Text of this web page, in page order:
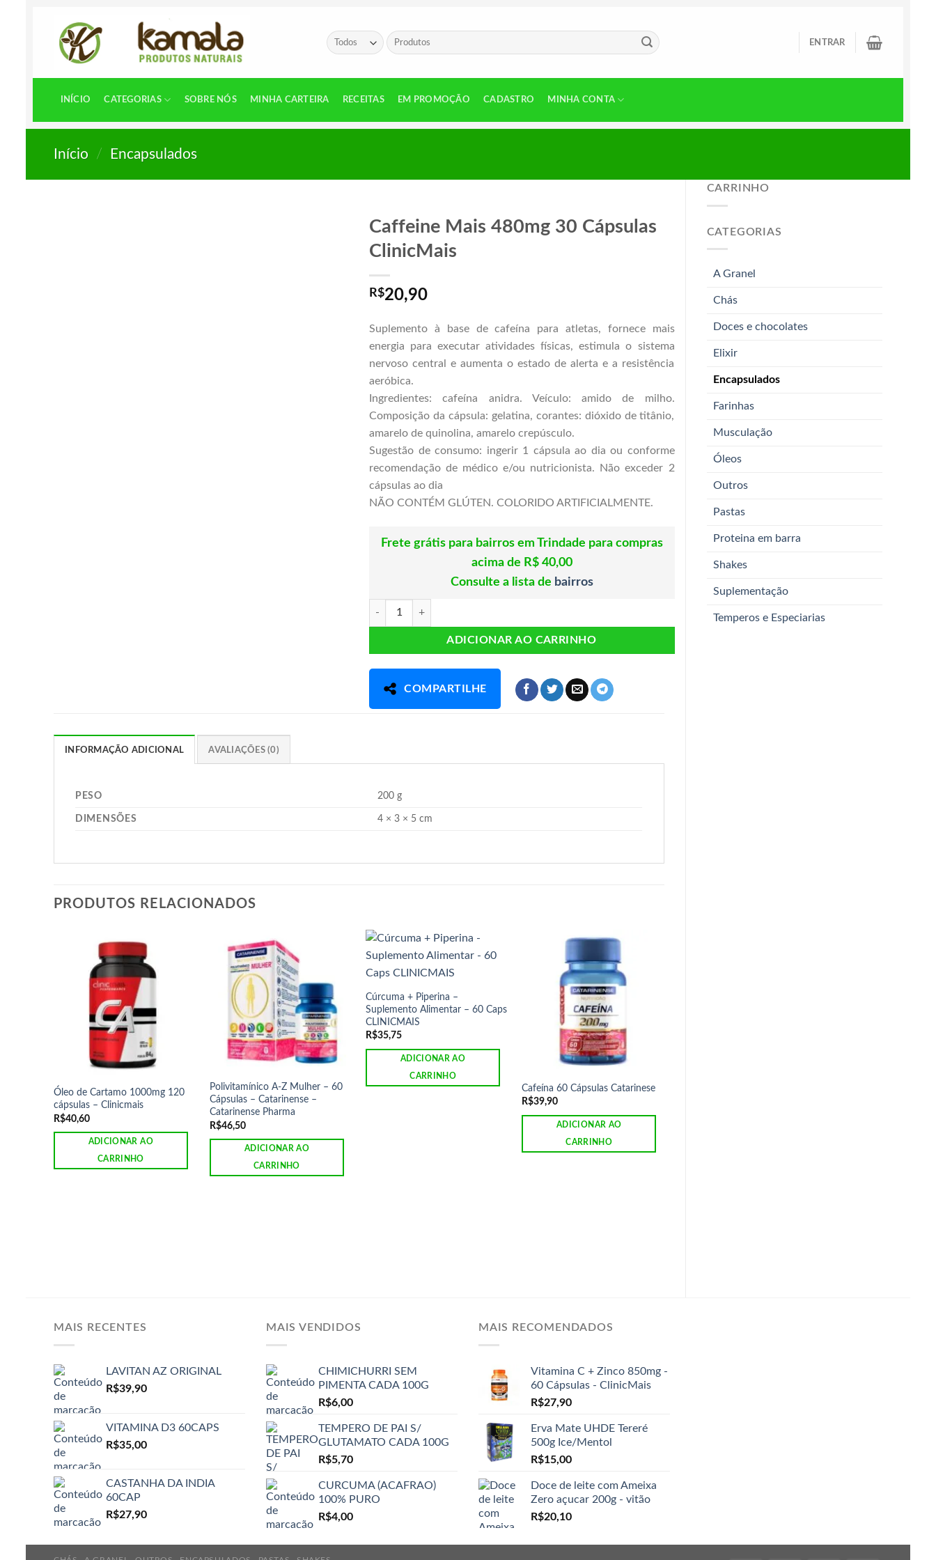
content
Pesquisar
por:
ENTRAR
INÍCIO CATEGORIAS SOBRE NÓS MINHA CARTEIRA RECEITAS EM PROMOÇÃO CADASTRO MINHA CONTA
Início / Encapsulados
CARRINHO
CATEGORIAS
A Granel
Chás
Doces e chocolates
Elixir
Encapsulados
Farinhas
Musculação
Óleos
Outros
Pastas
Proteina em barra
Shakes
Suplementação
Temperos e Especiarias
Caffeine Mais 480mg 30 Cápsulas
ClinicMais
R$20,90
Suplemento à base de cafeína para atletas, fornece mais
energia para executar atividades físicas, estimula o sistema
nervoso central e aumenta o estado de alerta e a resistência
aeróbica.
Ingredientes: cafeína anidra. Veículo: amido de milho.
Composição da cápsula: gelatina, corantes: dióxido de titânio,
amarelo de quinolina, amarelo crepúsculo.
Sugestão de consumo: ingerir 1 cápsula ao dia ou conforme
recomendação de médico e/ou nutricionista. Não exceder 2
cápsulas ao dia
NÃO CONTÉM GLÚTEN. COLORIDO ARTIFICIALMENTE.
Frete grátis para bairros em Trindade para compras
acima de R$ 40,00
Consulte a lista de bairros
Caffeine Mais 480mg 30 Cápsulas ClinicMais quantidade
ADICIONAR AO CARRINHO
COMPARTILHE
INFORMAÇÃO ADICIONAL AVALIAÇÕES (0)
PESO 200 g
DIMENSÕES 4 × 3 × 5 cm
PRODUTOS RELACIONADOS
Óleo de Cartamo 1000mg 120
cápsulas – Clinicmais
R$40,60
ADICIONAR AO
CARRINHO
Polivitamínico A-Z Mulher – 60
Cápsulas – Catarinense –
Catarinense Pharma
R$46,50
ADICIONAR AO
CARRINHO
Cúrcuma + Piperina –
Suplemento Alimentar – 60 Caps
CLINICMAIS
R$35,75
ADICIONAR AO
CARRINHO
Cafeína 60 Cápsulas Catarinese
R$39,90
ADICIONAR AO
CARRINHO
MAIS RECENTES
LAVITAN AZ ORIGINAL
R$39,90
VITAMINA D3 60CAPS
R$35,00
CASTANHA DA INDIA
60CAP
R$27,90
MAIS VENDIDOS
CHIMICHURRI SEM
PIMENTA CADA 100G
R$6,00
TEMPERO DE PAI S/
GLUTAMATO CADA 100G
R$5,70
CURCUMA (ACAFRAO)
100% PURO
R$4,00
MAIS RECOMENDADOS
Vitamina C + Zinco 850mg -
60 Cápsulas - ClinicMais
R$27,90
Erva Mate UHDE Tereré
500g Ice/Mentol
R$15,00
Doce de leite com Ameixa
Zero açucar 200g - vitão
R$20,10